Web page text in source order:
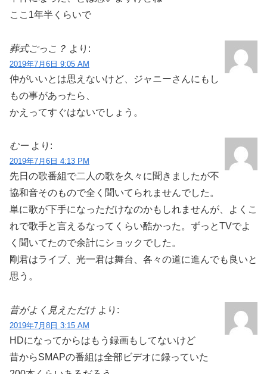
ここ1年半くらいで
葬式ごっこ？ より:
2019年7月6日 9:05 AM
仲がいいとは思えないけど、ジャニーさんにもし
もの事があったら、
かえってすぐはないでしょう。
むー より:
2019年7月6日 4:13 PM
先日の歌番組で二人の歌を久々に聞きましたが不
協和音そのもので全く聞いてられませんでした。
単に歌が下手になっただけなのかもしれませんが、よくこ
れで歌手と言えるなってくらい酷かった。ずっとTVでよ
く聞いてたので余計にショックでした。
剛君はライブ、光一君は舞台、各々の道に進んでも良いと
思う。
昔がよく見えただけ より:
2019年7月8日 3:15 AM
HDになってからはもう録画もしてないけど
昔からSMAPの番組は全部ビデオに録っていた